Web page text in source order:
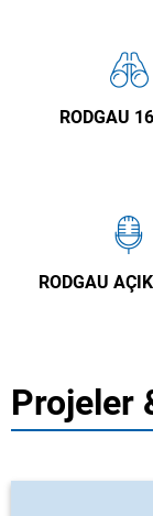
RODGAU
RODGAU
Projeler